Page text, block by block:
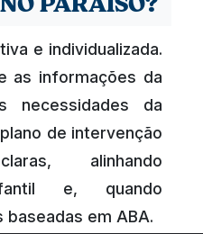
e individualizada.
as informações da
necessidades da
de intervenção
alinhando
e, quando
em ABA.